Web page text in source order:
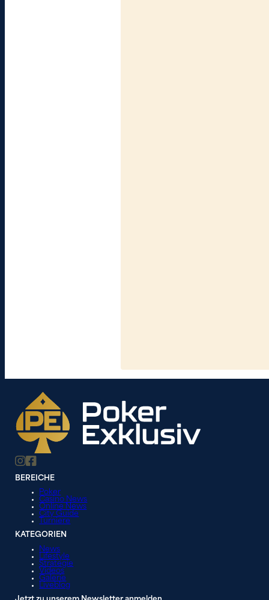
BEREICHE
Poker
Casino News
Online News
City Guide
Turniere
KATEGORIEN
News
Lifestyle
Strategie
Videos
Galerie
Liveblog